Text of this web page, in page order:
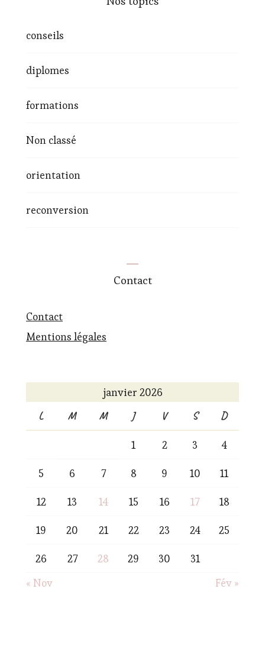
conseils
diplomes
formations
Non classé
orientation
reconversion
Contact
Contact
Mentions légales
janvier 2026
L M M J V S D
1 2 3 4
5 6 7 8 9 10 11
12 13 14 15 16 17 18
19 20 21 22 23 24 25
26 27 28 29 30
31
« Nov
Fév »